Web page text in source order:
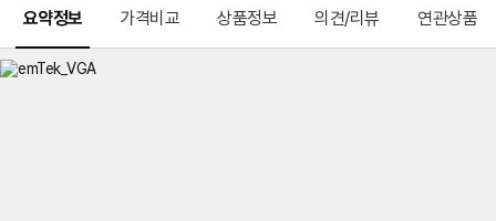
요약정보 가격비교 상품정보 의견/리뷰 연관상품